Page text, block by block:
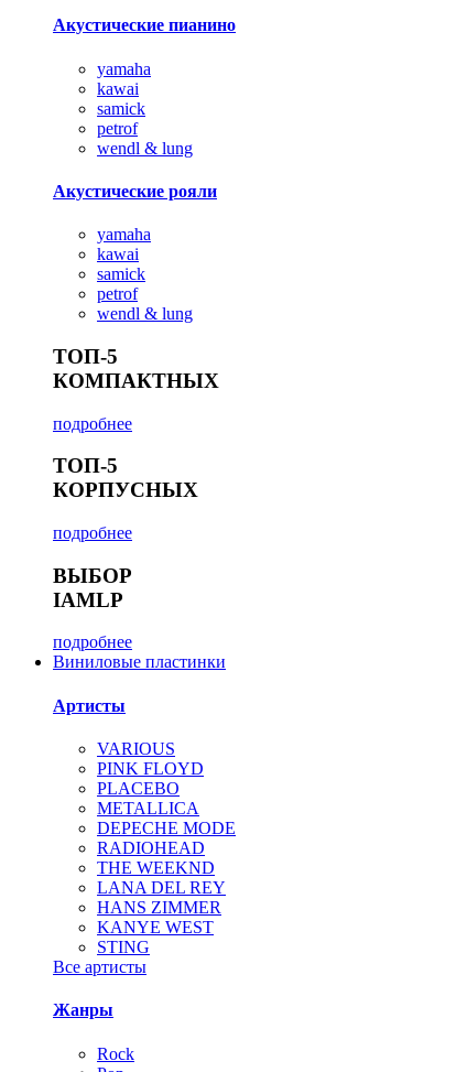
Акустические пианино
yamaha
kawai
samick
petrof
wendl & lung
Акустические рояли
yamaha
kawai
samick
petrof
wendl & lung
ТОП-5
КОМПАКТНЫХ
подробнее
ТОП-5
КОРПУСНЫХ
подробнее
ВЫБОР
IAMLP
подробнее
Виниловые пластинки
Артисты
VARIOUS
PINK FLOYD
PLACEBO
METALLICA
DEPECHE MODE
RADIOHEAD
THE WEEKND
LANA DEL REY
HANS ZIMMER
KANYE WEST
STING
Все артисты
Жанры
Rock